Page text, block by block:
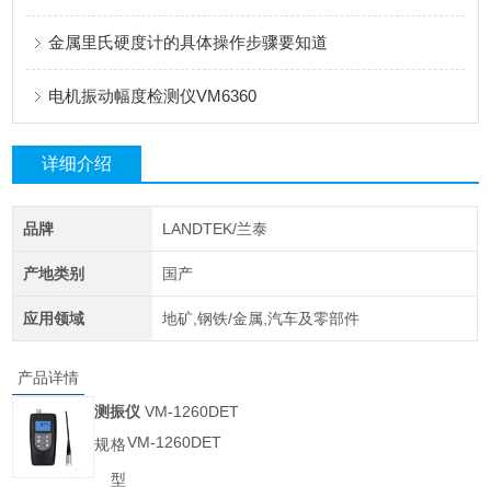
金属里氏硬度计的具体操作步骤要知道
电机振动幅度检测仪VM6360
详细介绍
品牌 LANDTEK/兰泰
产地类别 国产
应用领域 地矿,钢铁/金属,汽车及零部件
产品详情
测振仪 VM-1260DET
规格
型
VM-1260DET